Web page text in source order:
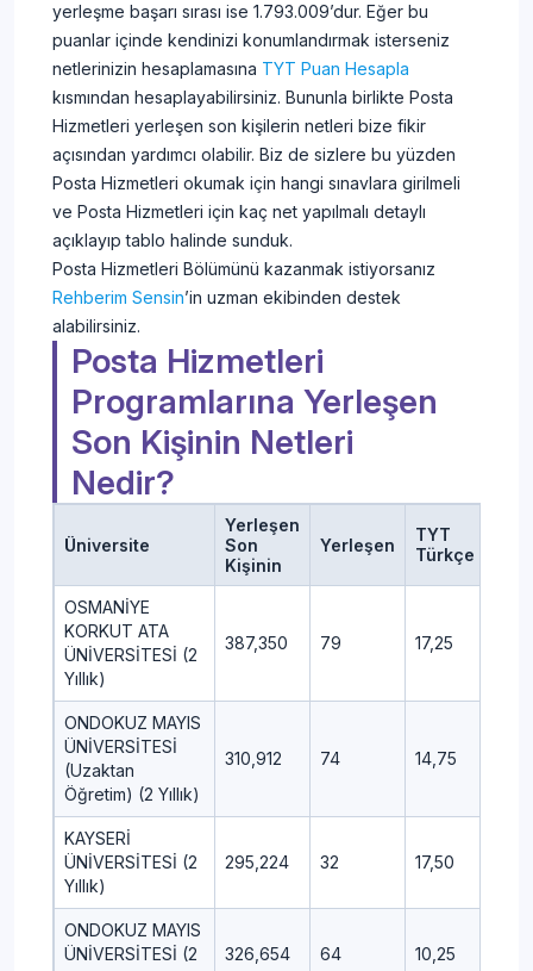
yerleşme başarı sırası ise 1.793.009’dur. Eğer bu
puanlar içinde kendinizi konumlandırmak isterseniz
netlerinizin hesaplamasına TYT Puan Hesapla
kısmından hesaplayabilirsiniz. Bununla birlikte Posta
Hizmetleri yerleşen son kişilerin netleri bize fikir
açısından yardımcı olabilir. Biz de sizlere bu yüzden
Posta Hizmetleri okumak için hangi sınavlara girilmeli
ve Posta Hizmetleri için kaç net yapılmalı detaylı
açıklayıp tablo halinde sunduk.
Posta Hizmetleri Bölümünü kazanmak istiyorsanız
Rehberim Sensin’in uzman ekibinden destek
alabilirsiniz.
Posta Hizmetleri
Programlarına Yerleşen
Son Kişinin Netleri
Nedir?
Üniversite
Yerleşen
Son
Kişinin
Yerleşen
TYT
Türkçe
OSMANİYE
KORKUT ATA
ÜNİVERSİTESİ (2
Yıllık)
387,350 79 17,25
ONDOKUZ MAYIS
ÜNİVERSİTESİ
(Uzaktan
Öğretim) (2 Yıllık)
310,912 74 14,75
KAYSERİ
ÜNİVERSİTESİ (2
Yıllık)
295,224 32 17,50
ONDOKUZ MAYIS
ÜNİVERSİTESİ (2
326,654 64 10,25